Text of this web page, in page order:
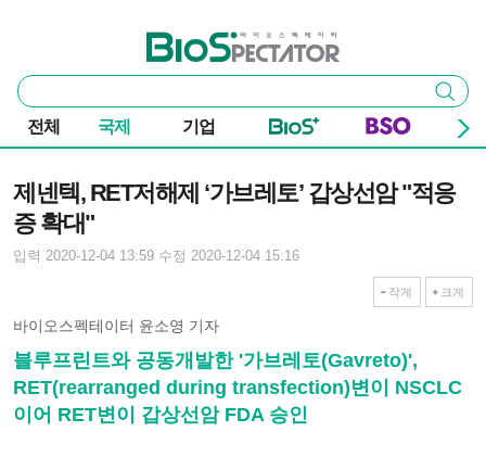
바이오스펙테이터
통
합
검
색
검색
전체 국제 기업
제넨텍, RET저해제 ‘가브레토’ 갑상선암 "적응
증 확대"
입력 2020-12-04 13:59 수정 2020-12-04 15:16
작게 크게
바이오스펙테이터 윤소영 기자
블루프린트와 공동개발한 '가브레토(Gavreto)',
RET(rearranged during transfection)변이 NSCLC
이어 RET변이 갑상선암 FDA 승인